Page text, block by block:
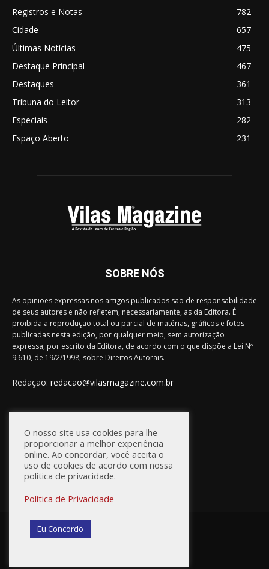
Registros e Notas
782
Cidade
657
Últimas Notícias
475
Destaque Principal
467
Destaques
361
Tribuna do Leitor
313
Especiais
282
Espaço Aberto
231
SOBRE NÓS
As opiniões expressas nos artigos publicados são de responsabilidade
de seus autores e não refletem, necessariamente, as da Editora. É
proibida a reprodução total ou parcial de matérias, gráficos e fotos
publicadas nesta edição, por qualquer meio, sem autorização
expressa, por escrito da Editora, de acordo com o que dispõe a Lei Nº
9.610, de 19/2/1998, sobre Direitos Autorais.
Redação: redacao@vilasmagazine.com.br
FIQUE CONECTADO
© Vilas Magazine / Site Desenvolvido por:
O nosso site usa cookies para lhe
proporcionar a melhor experiência
online. Ao concordar, você aceita o
uso de cookies de acordo com nossa
política de privacidade.
Política de Privacidade
Eu Concordo